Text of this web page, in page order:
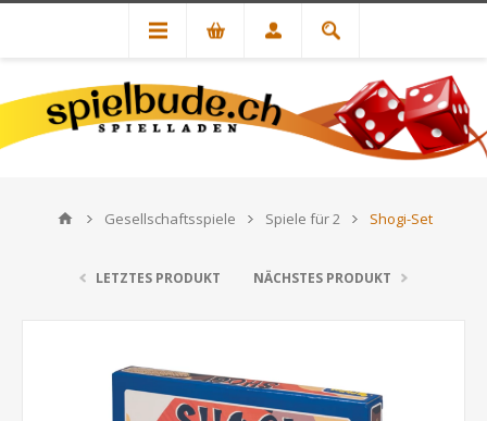
Gesellschaftsspiele Spiele für 2 Shogi-Set
LETZTES PRODUKT NÄCHSTES PRODUKT